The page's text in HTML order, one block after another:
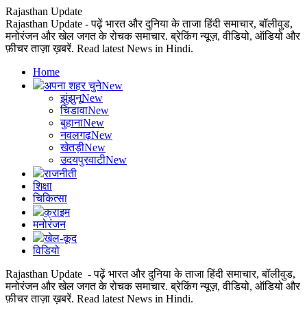
Rajasthan Update
Rajasthan Update - पढ़ें भारत और दुनिया के ताजा हिंदी समाचार, बॉलीवुड,
मनोरंजन और खेल जगत के रोचक समाचार. ब्रेकिंग न्यूज़, वीडियो, ऑडियो और
फ़ीचर ताज़ा ख़बरें. Read latest News in Hindi.
Home
अपना शहर चुनेNew
झुंझुनूNew
चिडावाNew
बुहानाNew
नवलगढ़New
खेतड़ीNew
उदयपुरवाटीNew
राजनीती
शिक्षा
चिकित्सा
क्राइम
मनोरंजन
खेल-कूद
विडियो
Rajasthan Update - पढ़ें भारत और दुनिया के ताजा हिंदी समाचार, बॉलीवुड,
मनोरंजन और खेल जगत के रोचक समाचार. ब्रेकिंग न्यूज़, वीडियो, ऑडियो और
फ़ीचर ताज़ा ख़बरें. Read latest News in Hindi.